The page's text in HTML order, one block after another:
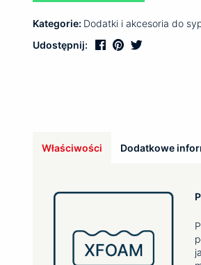
Kategorie: Dodatki i akcesoria do
Udostępnij:
Właściwości Dodatkowe